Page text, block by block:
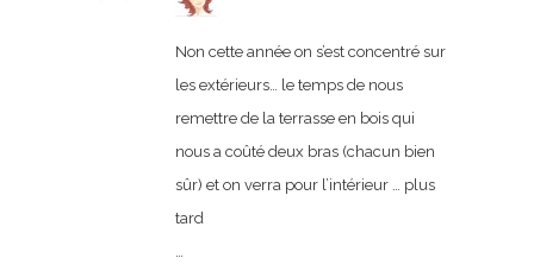
Non cette année on s’est concentré sur
les extérieurs… le temps de nous
remettre de la terrasse en bois qui
nous a coûté deux bras (chacun bien
sûr) et on verra pour l’intérieur … plus
tard